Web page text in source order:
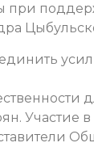
при
Участие в